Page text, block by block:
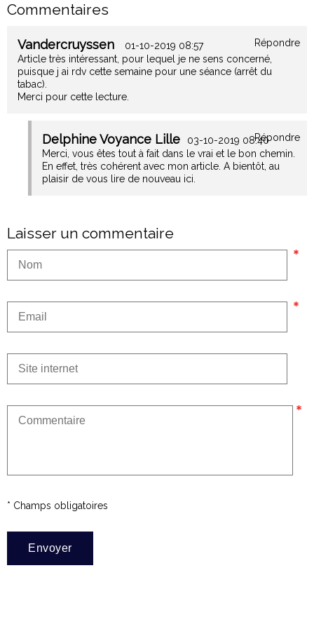
Commentaires
Vandercruyssen 01-10-2019 08:57
Répondre
Article très intéressant, pour lequel je ne sens concerné,
puisque j ai rdv cette semaine pour une séance (arrêt du
tabac).
Merci pour cette lecture.
Delphine Voyance Lille 03-10-2019 08:40Répondre
Merci, vous êtes tout à fait dans le vrai et le bon chemin.
En effet, très cohérent avec mon article. A bientôt, au
plaisir de vous lire de nouveau ici.
Laisser un commentaire
* Champs obligatoires